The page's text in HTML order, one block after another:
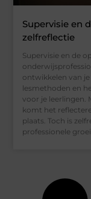
Supervisie en
zelfreflectie
Supervisie en de
ontwikkelen van
lesmethoden en
voor je leerlingen.
komt het
plaats. Toch is
professionele